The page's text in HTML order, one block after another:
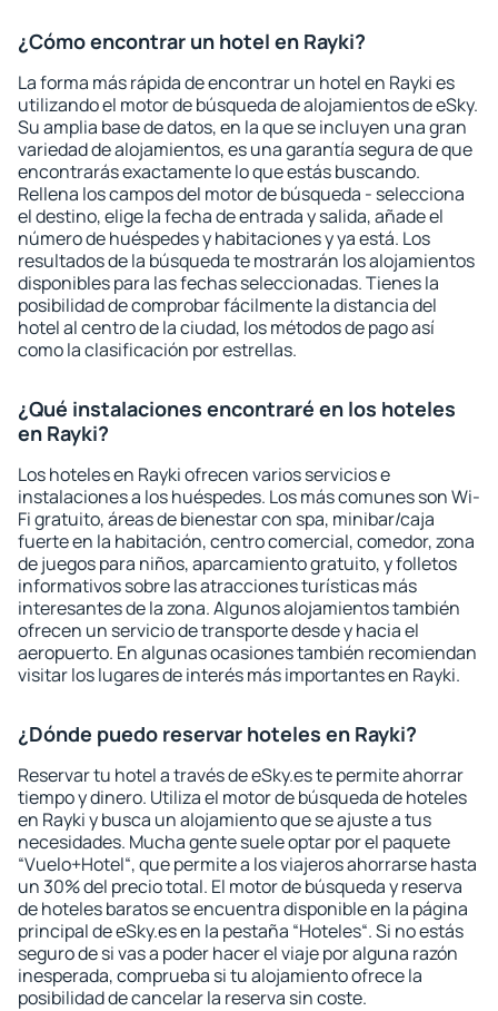
¿Cómo encontrar un hotel en Rayki?
La forma más rápida de encontrar un hotel en Rayki es
utilizando el motor de búsqueda de alojamientos de eSky.
Su amplia base de datos, en la que se incluyen una gran
variedad de alojamientos, es una garantía segura de que
encontrarás exactamente lo que estás buscando.
Rellena los campos del motor de búsqueda - selecciona
el destino, elige la fecha de entrada y salida, añade el
número de huéspedes y habitaciones y ya está. Los
resultados de la búsqueda te mostrarán los alojamientos
disponibles para las fechas seleccionadas. Tienes la
posibilidad de comprobar fácilmente la distancia del
hotel al centro de la ciudad, los métodos de pago así
como la clasificación por estrellas.
¿Qué instalaciones encontraré en los hoteles
en Rayki?
Los hoteles en Rayki ofrecen varios servicios e
instalaciones a los huéspedes. Los más comunes son Wi-
Fi gratuito, áreas de bienestar con spa, minibar/caja
fuerte en la habitación, centro comercial, comedor, zona
de juegos para niños, aparcamiento gratuito, y folletos
informativos sobre las atracciones turísticas más
interesantes de la zona. Algunos alojamientos también
ofrecen un servicio de transporte desde y hacia el
aeropuerto. En algunas ocasiones también recomiendan
visitar los lugares de interés más importantes en Rayki.
¿Dónde puedo reservar hoteles en Rayki?
Reservar tu hotel a través de eSky.es te permite ahorrar
tiempo y dinero. Utiliza el motor de búsqueda de hoteles
en Rayki y busca un alojamiento que se ajuste a tus
necesidades. Mucha gente suele optar por el paquete
“Vuelo+Hotel“, que permite a los viajeros ahorrarse hasta
un 30% del precio total. El motor de búsqueda y reserva
de hoteles baratos se encuentra disponible en la página
principal de eSky.es en la pestaña “Hoteles“. Si no estás
seguro de si vas a poder hacer el viaje por alguna razón
inesperada, comprueba si tu alojamiento ofrece la
posibilidad de cancelar la reserva sin coste.